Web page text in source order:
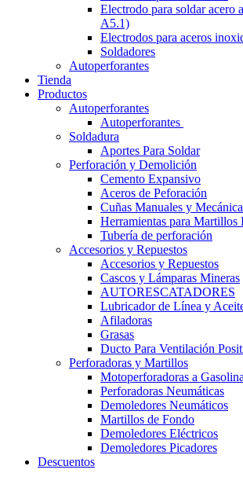
Electrodo para soldar acero
A5.1)
Electrodos para aceros
Soldadores
Autoperforantes
Tienda
Productos
Autoperforantes
Autoperforantes
Soldadura
Aportes Para Soldar
Perforación y Demolición
Cemento Expansivo
Aceros de Peforación
Cuñas Manuales y
Herramientas para Martillos
Tubería de perforación
Accesorios y Repuestos
Accesorios y Repuestos
Cascos y Lámparas Mineras
AUTORESCATADORES
Lubricador de Línea y
Afiladoras
Grasas
Ducto Para Ventilación
Perforadoras y Martillos
Motoperforadoras a Gasolina
Perforadoras Neumáticas
Demoledores Neumáticos
Martillos de Fondo
Demoledores Eléctricos
Demoledores Picadores
Descuentos